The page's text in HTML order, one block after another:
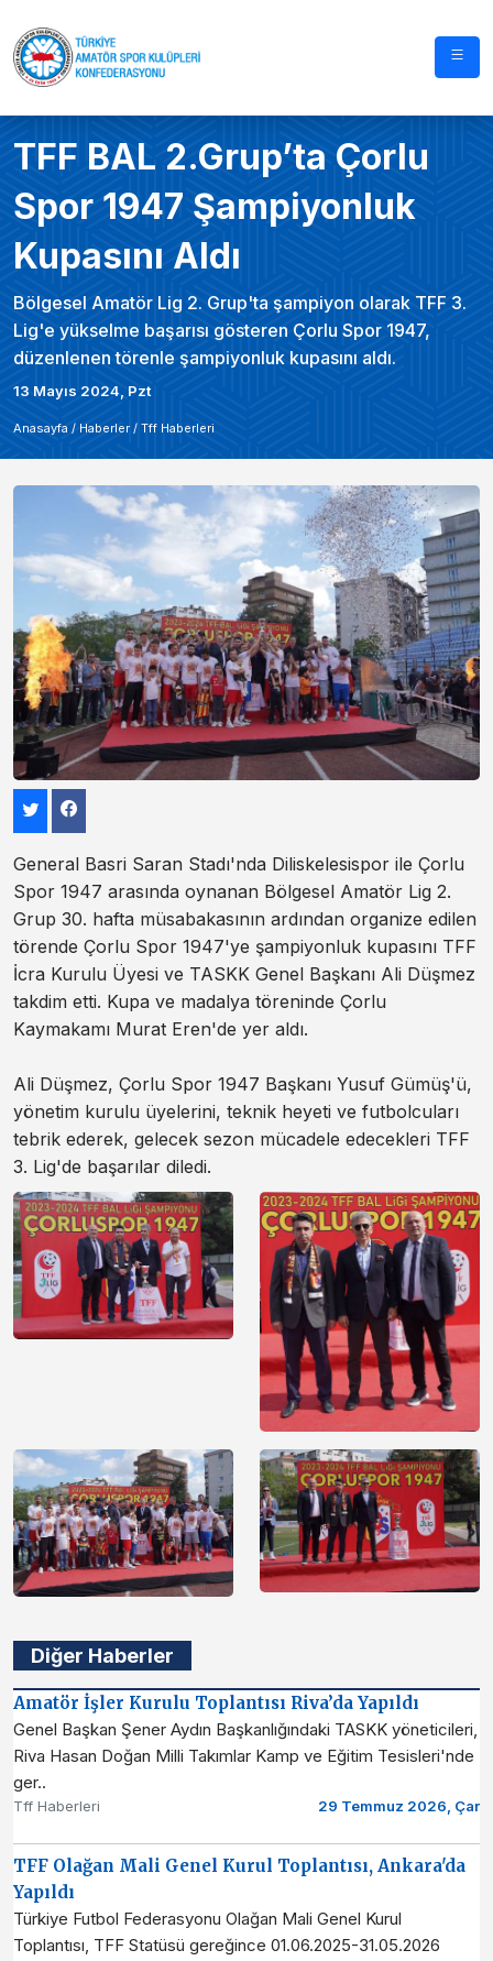
TFF BAL 2.Grup’ta Çorlu
Spor 1947 Şampiyonluk
Kupasını Aldı
Bölgesel Amatör Lig 2. Grup'ta şampiyon olarak TFF 3.
Lig'e yükselme başarısı gösteren Çorlu Spor 1947,
düzenlenen törenle şampiyonluk kupasını aldı.
13 Mayıs 2024, Pzt
Anasayfa / Haberler / Tff Haberleri
General Basri Saran Stadı'nda Diliskelesispor ile Çorlu
Spor 1947 arasında oynanan Bölgesel Amatör Lig 2.
Grup 30. hafta müsabakasının ardından organize edilen
törende Çorlu Spor 1947'ye şampiyonluk kupasını TFF
İcra Kurulu Üyesi ve TASKK Genel Başkanı Ali Düşmez
takdim etti. Kupa ve madalya töreninde Çorlu
Kaymakamı Murat Eren'de yer aldı.
Ali Düşmez, Çorlu Spor 1947 Başkanı Yusuf Gümüş'ü,
yönetim kurulu üyelerini, teknik heyeti ve futbolcuları
tebrik ederek, gelecek sezon mücadele edecekleri TFF
3. Lig'de başarılar diledi.
Diğer Haberler
Amatör İşler Kurulu Toplantısı Riva’da Yapıldı
Genel Başkan Şener Aydın Başkanlığındaki TASKK yöneticileri,
Riva Hasan Doğan Milli Takımlar Kamp ve Eğitim Tesisleri'nde
ger..
Tff Haberleri 29 Temmuz 2026, Çar
TFF Olağan Mali Genel Kurul Toplantısı, Ankara'da
Yapıldı
Türkiye Futbol Federasyonu Olağan Mali Genel Kurul
Toplantısı, TFF Statüsü gereğince 01.06.2025-31.05.2026